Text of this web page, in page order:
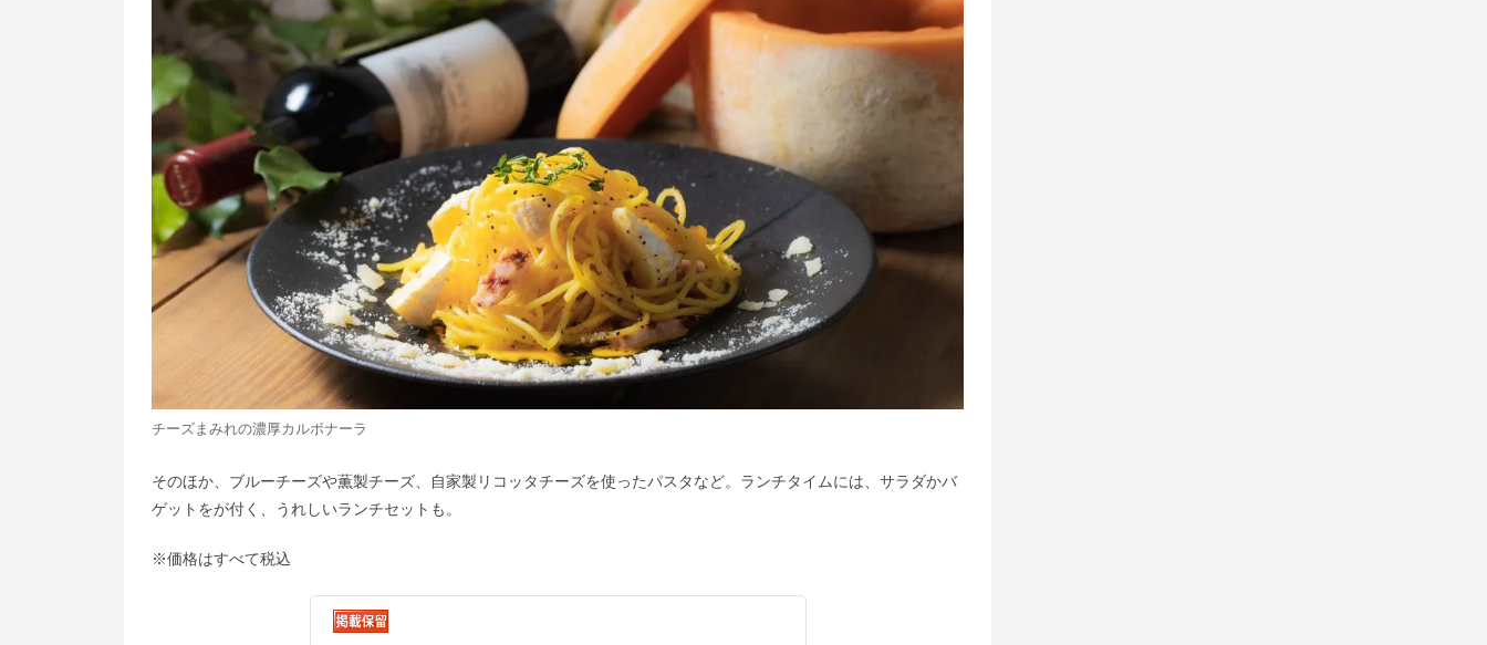
チーズまみれの濃厚カルボナーラ
そのほか、ブルーチーズや薫製チーズ、自家製リコッタチーズを使ったパスタなど。ランチタイムには、サラダかバ
ゲットをが付く、うれしいランチセットも。
※価格はすべて税込